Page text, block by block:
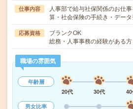
仕事内容
人事部で給与社保関係のお仕
算・社会保険の手続き・デー
応募資格
ブランクOK
総務・人事事務の経験がある方
職場の雰囲気
年齢層
20代
30代
男女比率